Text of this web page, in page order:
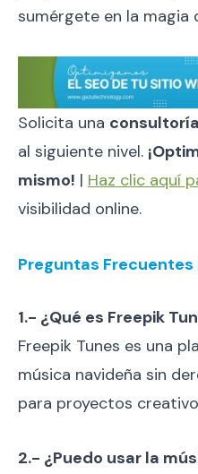
sumérgete en la magia
Solicita una consultoría
al siguiente nivel.
mismo! | Haz clic aquí
visibilidad online.
Preguntas Frecuentes
1.- ¿Qué es Freepik
Freepik Tunes es una
música navideña sin
para proyectos
2.- ¿Puedo usar la